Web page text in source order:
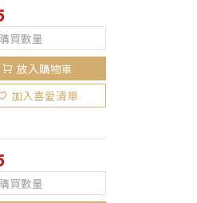
放入購物車
加入喜愛清單